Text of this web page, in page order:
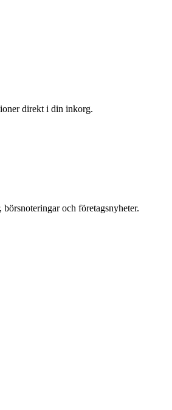
direkt i din inkorg.
och företagsnyheter.